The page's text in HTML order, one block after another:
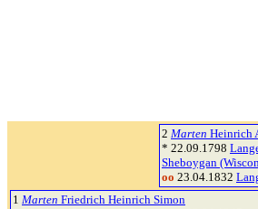
2 Marten Heinrich
* 22.09.1798
Sheboygan
oo 23.04.1832
1 Marten Friedrich Heinrich Simon